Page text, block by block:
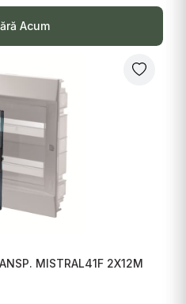
Acum
MISTRAL41F 2X12M